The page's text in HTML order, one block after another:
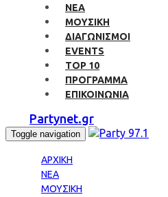
ΝΕΑ
ΜΟΥΣΙΚΗ
ΔΙΑΓΩΝΙΣΜΟΙ
EVENTS
TOP 10
ΠΡΟΓΡΑΜΜΑ
ΕΠΙΚΟΙΝΩΝΙΑ
Partynet.gr
Toggle navigation
ΑΡΧΙΚΗ
ΝΕΑ
ΜΟΥΣΙΚΗ